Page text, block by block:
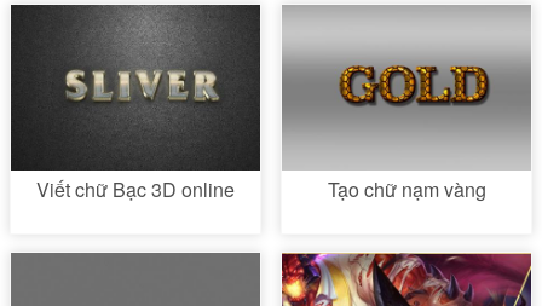
Viết chữ Bạc 3D online Tạo chữ nạm vàng